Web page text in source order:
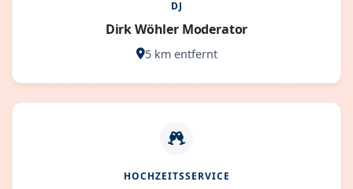
DJ
Dirk Wöhler Moderator
5 km entfernt
HOCHZEITSSERVICE